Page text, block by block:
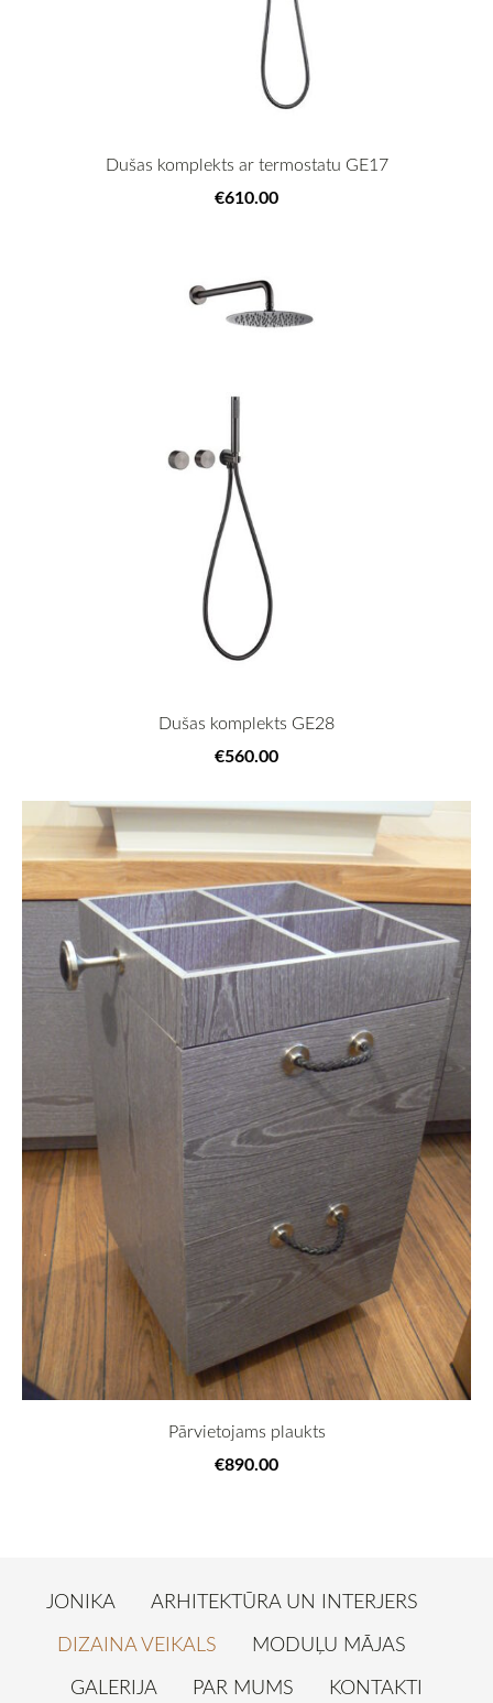
Dušas komplekts ar termostatu GE17
€610.00
Dušas komplekts GE28
€560.00
Pārvietojams plaukts
€890.00
JONIKA
ARHITEKTŪRA UN INTERJERS
DIZAINA VEIKALS
MODUĻU MĀJAS
GALERIJA
PAR MUMS KONTAKTI